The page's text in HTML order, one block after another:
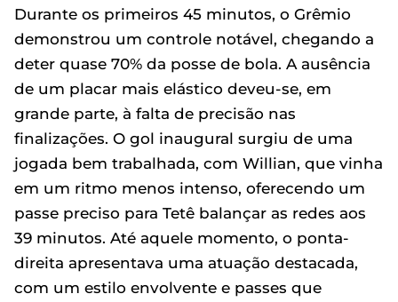
Durante os primeiros 45 minutos, o Grêmio
demonstrou um controle notável, chegando a
deter quase 70% da posse de bola. A ausência
de um placar mais elástico deveu-se, em
grande parte, à falta de precisão nas
finalizações. O gol inaugural surgiu de uma
jogada bem trabalhada, com Willian, que vinha
em um ritmo menos intenso, oferecendo um
passe preciso para Tetê balançar as redes aos
39 minutos. Até aquele momento, o ponta-
direita apresentava uma atuação destacada,
com um estilo envolvente e passes que